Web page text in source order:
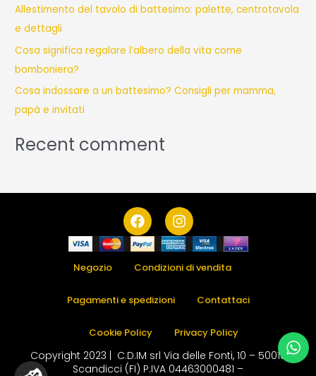
Allestimento del tavolo di battesimo: palette, centrotavola
e dettagli
Cosa significa regalare l’albero della vita come
bomboniera?
Cosa indossare a un battesimo? Consigli per mamma,
papà e invitati
Recent comment
F
a
c
e
b
o
I
n
s
t
a
m
Negozio Condizioni di vendita
Pagamenti e spedizioni Contattaci
Cookie Policy Privacy Policy
Copyright 2023 | C.D.IM srl Via delle Fonti, 10 – 50018
Scandicci (FI) P.IVA 04463000481 –